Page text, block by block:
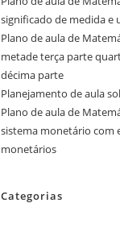
significado de medida e
Plano de aula de
metade terça parte
décima parte
Planejamento de aula
Plano de aula de
sistema monetário com
monetários
Categorias